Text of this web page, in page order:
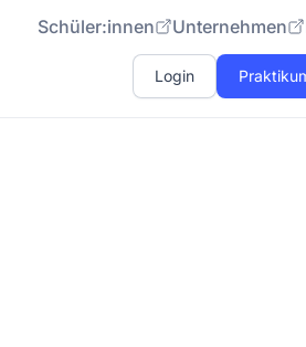
Schüler:innen Unternehmen
Login